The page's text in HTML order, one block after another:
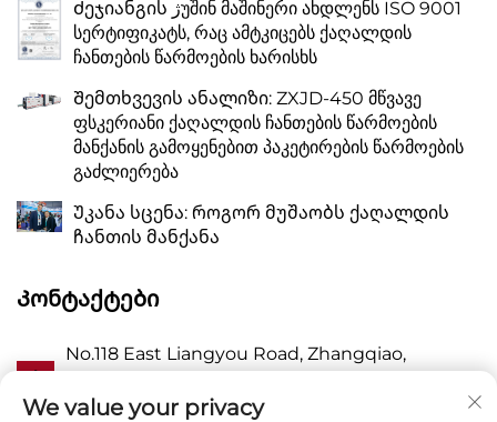
Ძეჯიანგის ژუშინ მაშინერი ახდლენს ISO 9001
სერტიფიკატს, რაც ამტკიცებს ქაღალდის
ჩანთების წარმოების ხარისხს
Შემთხვევის ანალიზი: ZXJD-450 მწვავე
ფსკერიანი ქაღალდის ჩანთების წარმოების
მანქანის გამოყენებით პაკეტირების წარმოების
გაძლიერება
Უკანა სცენა: როგორ მუშაობს ქაღალდის
ჩანთის მანქანა
Კონტაქტები
No.118 East Liangyou Road, Zhangqiao,
Zhejiang P.R. China 325409
We value your privacy